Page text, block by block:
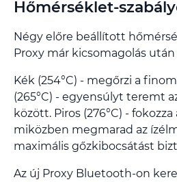
Hőmérséklet-
Négy előre beállított
Proxy már kicsomagolás
Kék (254°C) - megőrzi a
(265°C) - egyensúlyt teremt
között. Piros (276°C) -
miközben megmarad az
maximális gőzkibocsátást
Az új Proxy Bluetooth-on